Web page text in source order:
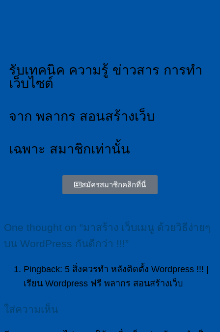
รับเทคนิค ความรู้ ข่าวสาร การทำ
เว็บไซต์
จาก พลากร สอนสร้างเว็บ
เฉพาะ สมาชิกเท่านั้น
สมัครสมาชิกคลิกที่นี่
One thought on “มาสร้าง เว็บเมนู ด้วยวิธีง่ายๆ
บน WordPress กันดีกว่า !!!”
Pingback: 5 สิ่งควรทำ หลังติดตั้ง Wordpress !!! |
เรียน Wordpress ฟรี พลากร สอนสร้างเว็บ
ใส่ความเห็น